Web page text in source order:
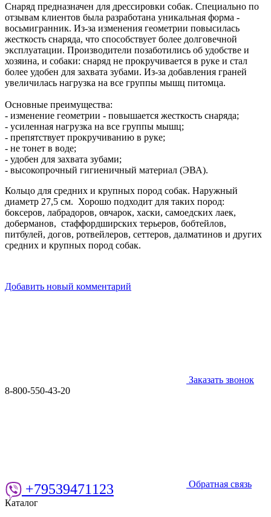
Снаряд предназначен для дрессировки собак. Специально по
отзывам клиентов была разработана уникальная форма -
восьмигранник. Из-за изменения геометрии повысилась
жесткость снаряда, что способствует более долговечной
эксплуатации. Производители позаботились об удобстве и
хозяина, и собаки: снаряд не прокручивается в руке и стал
более удобен для захвата зубами. Из-за добавления граней
увеличилась нагрузка на все группы мышц питомца.
Основные преимущества:
- изменение геометрии - повышается жесткость снаряда;
- усиленная нагрузка на все группы мышц;
- препятствует прокручиванию в руке;
- не тонет в воде;
- удобен для захвата зубами;
- высокопрочный гигиеничный материал (ЭВА).
Кольцо для средних и крупных пород собак. Наружный
диаметр 27,5 см. Хорошо подходит для таких пород:
боксеров, лабрадоров, овчарок, хаски, самоедских лаек,
доберманов, стаффордширских терьеров, бобтейлов,
питбулей, догов, ротвейлеров, сеттеров, далматинов и других
средних и крупных пород собак.
Добавить новый комментарий
Заказать звонок
8-800-550-43-20
Обратная связь
+79539471123
Каталог